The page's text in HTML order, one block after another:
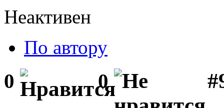
Неактивен
По автору
0 0